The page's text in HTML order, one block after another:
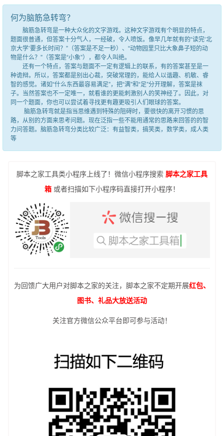
何为脑筋急转弯？
脑筋急转弯是一种大众化的文字游戏。这种文字游戏有个明显的特点，
题面很普通，但答案十分气人，一经破，令人喷饭。像早几年就有的“读完‘北
京大学’要多长时间？”（答案是不足一秒）、“动物园里只比大象鼻子短的动
物是什么？”（答案是“小象”），都令人叫绝。
还有一个特点，答案与题面不一定有逻辑上的联系，有的答案甚至是一
种诡辩。所以，答案都是别出心裁，突破常理的，能给人以谐趣、机敏、睿
智的感觉。诸如“什么东西最容易满足”，把“满”和“足”分开理解，答案是袜
子。当然答案也不一定唯一，就看谁的更能刺激别人的笑神经了。因此，对
同一个题面，你也可以尝试着寻找更有趣更吸引人们眼球的答案。
脑筋急转弯就是指当思维遇到特殊的阻碍时，要很快的离开习惯的思
路，从别的方面来思考问题。现在泛指一些不能用通常的思路来回答的的智
力问答题。脑筋急转弯分类比较广泛：有益智类，搞笑类，数学类，成人类
等
脚本之家工具类小程序上线了！微信小程序搜索 脚本之家工具
箱 或者扫描如下小程序码直接打开小程序！
为回馈广大用户对脚本之家的关注，脚本之家不定期开展红包、
图书、礼品大放送活动
关注官方微信公众平台即可参与活动！